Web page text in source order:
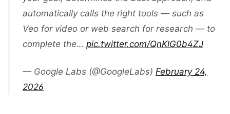
automatically calls the right tools — such as
Veo for video or web search for research — to
complete the… pic.twitter.com/QnKlG0b4ZJ
— Google Labs (@GoogleLabs) February 24,
2026